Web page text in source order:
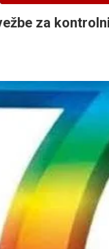
za kontrolni